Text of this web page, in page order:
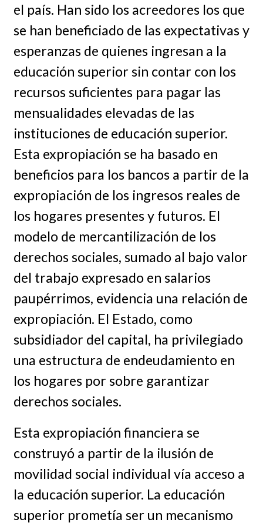
el país. Han sido los acreedores los que
se han beneficiado de las expectativas y
esperanzas de quienes ingresan a la
educación superior sin contar con los
recursos suficientes para pagar las
mensualidades elevadas de las
instituciones de educación superior.
Esta expropiación se ha basado en
beneficios para los bancos a partir de la
expropiación de los ingresos reales de
los hogares presentes y futuros. El
modelo de mercantilización de los
derechos sociales, sumado al bajo valor
del trabajo expresado en salarios
paupérrimos, evidencia una relación de
expropiación. El Estado, como
subsidiador del capital, ha privilegiado
una estructura de endeudamiento en
los hogares por sobre garantizar
derechos sociales.
Esta expropiación financiera se
construyó a partir de la ilusión de
movilidad social individual vía acceso a
la educación superior. La educación
superior prometía ser un mecanismo